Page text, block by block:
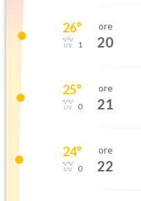
26°
1
ore
20
25°
0
ore
21
24°
0
ore
22